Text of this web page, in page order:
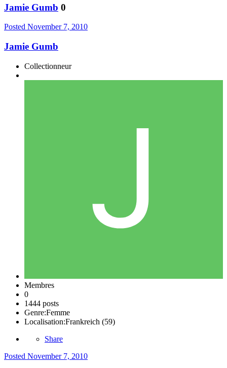
Jamie Gumb 0
Posted November 7, 2010
Jamie Gumb
Collectionneur
Membres
0
1444 posts
Genre:Femme
Localisation:Frankreich (59)
Share
Posted November 7, 2010